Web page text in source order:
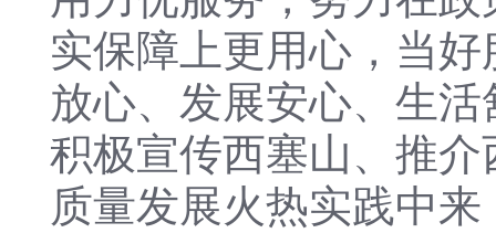
实保障上更用心，当
放心、发展安心、生
积极宣传西塞山、推
质量发展火热实践中